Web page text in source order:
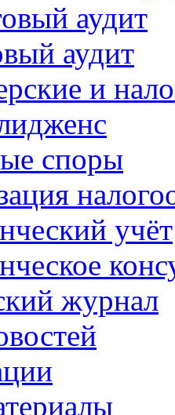
аудит
аудит
и
споры
учёт
журнал